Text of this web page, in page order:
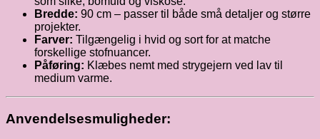
Bredde: 90 cm – passer til både små detaljer og større
projekter.
Farver: Tilgængelig i hvid og sort for at matche
forskellige stofnuancer.
Påføring: Klæbes nemt med strygejern ved lav til
medium varme.
Anvendelsesmuligheder: